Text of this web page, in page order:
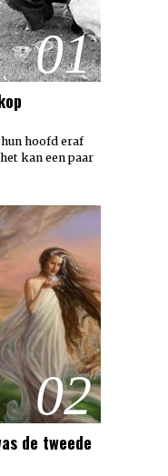
01
hoofd eraf
kan een paar
02
de tweede